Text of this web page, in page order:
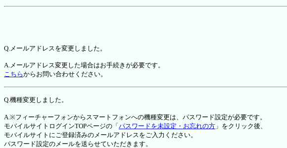
Q.メールアドレスを変更しました。
A.メールアドレス変更した場合はお手続きが必要です。
こちらからお問い合わせください。
Q.機種変更しました。
A.※フィーチャーフォンからスマートフォンへの機種変更は、パスワード設定が必要です。
モバイルサイトログインTOPページの「 パスワードを未設定・お忘れの方 」をクリック後、
モバイルサイトにご登録済みのメールアドレスをご入力ください。
パスワード設定のメールを送らせていただきます。